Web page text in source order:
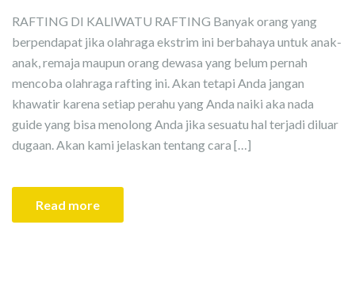
RAFTING DI KALIWATU RAFTING Banyak orang yang
berpendapat jika olahraga ekstrim ini berbahaya untuk anak-
anak, remaja maupun orang dewasa yang belum pernah
mencoba olahraga rafting ini. Akan tetapi Anda jangan
khawatir karena setiap perahu yang Anda naiki aka nada
guide yang bisa menolong Anda jika sesuatu hal terjadi diluar
dugaan. Akan kami jelaskan tentang cara […]
Read more